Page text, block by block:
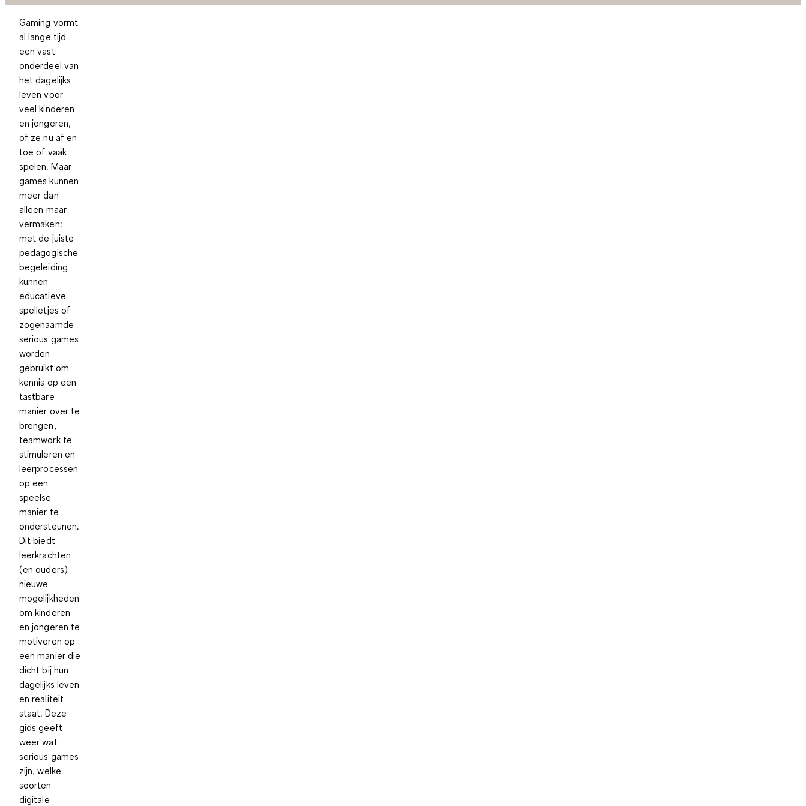
Gaming vormt
al lange tijd
een vast
onderdeel van
het dagelijks
leven voor
veel kinderen
en jongeren,
of ze nu af en
toe of vaak
spelen. Maar
games kunnen
meer dan
alleen maar
vermaken:
met de juiste
pedagogische
begeleiding
kunnen
educatieve
spelletjes of
zogenaamde
serious games
worden
gebruikt om
kennis op een
tastbare
manier over te
brengen,
teamwork te
stimuleren en
leerprocessen
op een
speelse
manier te
ondersteunen.
Dit biedt
leerkrachten
(en ouders)
nieuwe
mogelijkheden
om kinderen
en jongeren te
motiveren op
een manier die
dicht bij hun
dagelijks leven
en realiteit
staat. Deze
gids geeft
weer wat
serious games
zijn, welke
soorten
digitale